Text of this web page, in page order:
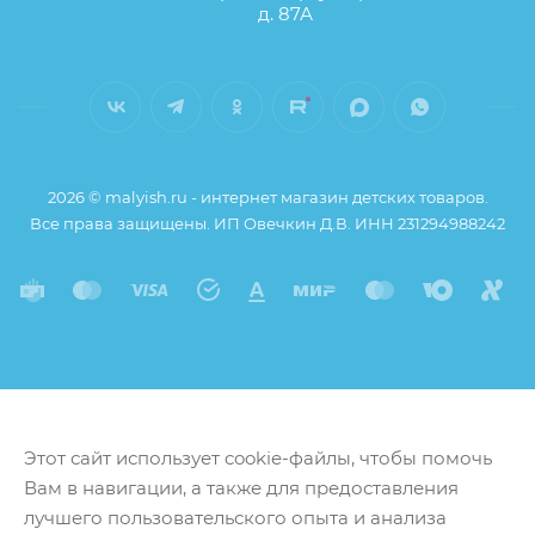
д. 87А
2026 © malyish.ru - интернет магазин детских товаров.
Все права защищены. ИП Овечкин Д.В. ИНН 231294988242
Этот сайт использует cookie-файлы, чтобы помочь
Вам в навигации, а также для предоставления
лучшего пользовательского опыта и анализа